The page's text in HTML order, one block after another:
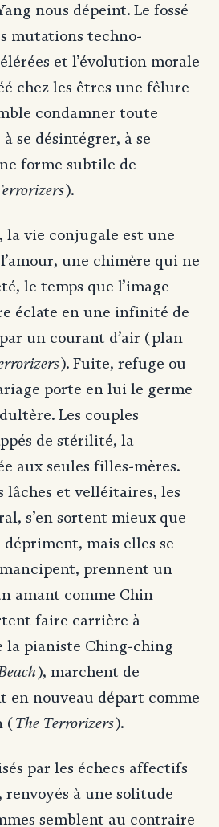
nous dépeint. Le fossé
mutations techno-
et l’évolution morale
chez les êtres une fêlure
condamner toute
se désintégrer, à se
forme subtile de
).
la vie conjugale est une
une chimère qui ne
le temps que l’image
éclate en une infinité de
un courant d’air (plan
). Fuite, refuge ou
porte en lui le germe
Les couples
de stérilité, la
aux seules filles-mères.
lâches et velléitaires, les
s’en sortent mieux que
dépriment, mais elles se
prennent un
amant comme Chin
faire carrière à
la pianiste Ching-ching
), marchent de
en nouveau départ comme
(The Terrorizers).
par les échecs affectifs
renvoyés à une solitude
semblent au contraire